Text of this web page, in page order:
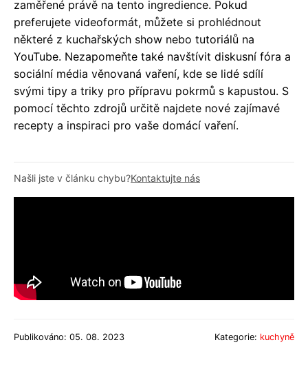
zaměřené právě na tento ingredience. Pokud
preferujete videoformát, můžete si prohlédnout
některé z kuchařských show nebo tutoriálů na
YouTube. Nezapomeňte také navštívit diskusní fóra a
sociální média věnovaná vaření, kde se lidé sdílí
svými tipy a triky pro přípravu pokrmů s kapustou. S
pomocí těchto zdrojů určitě najdete nové zajímavé
recepty a inspiraci pro vaše domácí vaření.
Našli jste v článku chybu?Kontaktujte nás
Publikováno: 05. 08. 2023 Kategorie: kuchyně